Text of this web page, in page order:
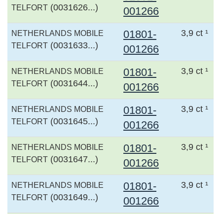
TELFORT (0031626...)
001266
NETHERLANDS MOBILE
TELFORT (0031633...)
01801-
001266
3,9 ct ¹
NETHERLANDS MOBILE
TELFORT (0031644...)
01801-
001266
3,9 ct ¹
NETHERLANDS MOBILE
TELFORT (0031645...)
01801-
001266
3,9 ct ¹
NETHERLANDS MOBILE
TELFORT (0031647...)
01801-
001266
3,9 ct ¹
NETHERLANDS MOBILE
TELFORT (0031649...)
01801-
001266
3,9 ct ¹